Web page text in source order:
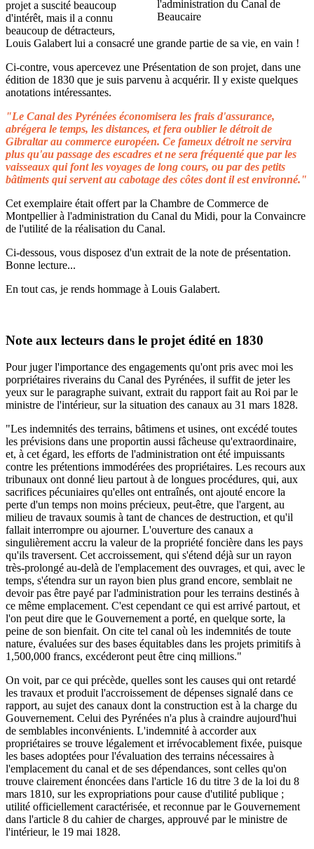
projet a suscité beaucoup
d'intérêt, mais il a connu
beaucoup de détracteurs,
Louis Galabert lui a consacré une grande partie de sa vie, en vain !
Ci-contre, vous apercevez une Présentation de son projet, dans une
édition de 1830 que je suis parvenu à acquérir. Il y existe quelques
anotations intéressantes.
"Le Canal des Pyrénées économisera les frais d'assurance,
abrégera le temps, les distances, et fera oublier le détroit de
Gibraltar au commerce européen. Ce fameux détroit ne servira
plus qu'au passage des escadres et ne sera fréquenté que par les
vaisseaux qui font les voyages de long cours, ou par des petits
bâtiments qui servent au cabotage des côtes dont il est environné."
Cet exemplaire était offert par la Chambre de Commerce de
Montpellier à l'administration du Canal du Midi, pour la Convaincre
de l'utilité de la réalisation du Canal.
Ci-dessous, vous disposez d'un extrait de la note de présentation.
Bonne lecture...
En tout cas, je rends hommage à Louis Galabert.
Note aux lecteurs dans le projet édité en 1830
Pour juger l'importance des engagements qu'ont pris avec moi les
porpriétaires riverains du Canal des Pyrénées, il suffit de jeter les
yeux sur le paragraphe suivant, extrait du rapport fait au Roi par le
ministre de l'intérieur, sur la situation des canaux au 31 mars 1828.
"Les indemnités des terrains, bâtimens et usines, ont excédé toutes
les prévisions dans une proportin aussi fâcheuse qu'extraordinaire,
et, à cet égard, les efforts de l'administration ont été impuissants
contre les prétentions immodérées des propriétaires. Les recours aux
tribunaux ont donné lieu partout à de longues procédures, qui, aux
sacrifices pécuniaires qu'elles ont entraînés, ont ajouté encore la
perte d'un temps non moins précieux, peut-être, que l'argent, au
milieu de travaux soumis à tant de chances de destruction, et qu'il
fallait interrompre ou ajourner. L'ouverture des canaux a
singulièrement accru la valeur de la propriété foncière dans les pays
qu'ils traversent. Cet accroissement, qui s'étend déjà sur un rayon
très-prolongé au-delà de l'emplacement des ouvrages, et qui, avec le
temps, s'étendra sur un rayon bien plus grand encore, semblait ne
devoir pas être payé par l'administration pour les terrains destinés à
ce même emplacement. C'est cependant ce qui est arrivé partout, et
l'on peut dire que le Gouvernement a porté, en quelque sorte, la
peine de son bienfait. On cite tel canal où les indemnités de toute
nature, évaluées sur des bases équitables dans les projets primitifs à
1,500,000 francs, excéderont peut être cinq millions."
On voit, par ce qui précède, quelles sont les causes qui ont retardé
les travaux et produit l'accroissement de dépenses signalé dans ce
rapport, au sujet des canaux dont la construction est à la charge du
Gouvernement. Celui des Pyrénées n'a plus à craindre aujourd'hui
de semblables inconvénients. L'indemnité à accorder aux
propriétaires se trouve légalement et irrévocablement fixée, puisque
les bases adoptées pour l'évaluation des terrains nécessaires à
l'emplacement du canal et de ses dépendances, sont celles qu'on
trouve clairement énoncées dans l'article 16 du titre 3 de la loi du 8
mars 1810, sur les expropriations pour cause d'utilité publique ;
utilité officiellement caractérisée, et reconnue par le Gouvernement
dans l'article 8 du cahier de charges, approuvé par le ministre de
l'intérieur, le 19 mai 1828.